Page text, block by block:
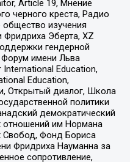
Article 19, Мнение
черного креста, Радио
изучения
Эберта, XZ
гендерной
Форум имени Льва
Education,
Education,
Открытый диалог, Школа
политики
демократический
им Нормана
Свобод, Фонд Бориса
Фридриха Науманна за
сопротивление,